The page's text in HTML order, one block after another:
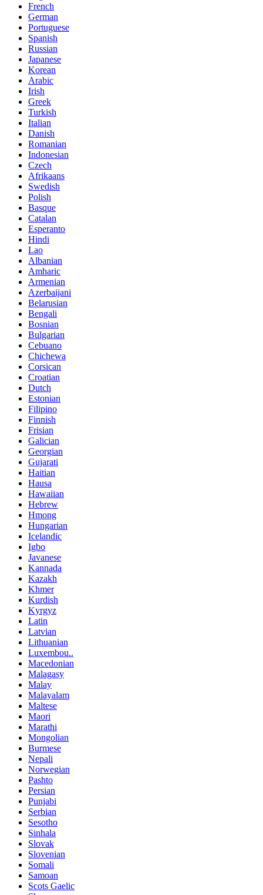
French
German
Portuguese
Spanish
Russian
Japanese
Korean
Arabic
Irish
Greek
Turkish
Italian
Danish
Romanian
Indonesian
Czech
Afrikaans
Swedish
Polish
Basque
Catalan
Esperanto
Hindi
Lao
Albanian
Amharic
Armenian
Azerbaijani
Belarusian
Bengali
Bosnian
Bulgarian
Cebuano
Chichewa
Corsican
Croatian
Dutch
Estonian
Filipino
Finnish
Frisian
Galician
Georgian
Gujarati
Haitian
Hausa
Hawaiian
Hebrew
Hmong
Hungarian
Icelandic
Igbo
Javanese
Kannada
Kazakh
Khmer
Kurdish
Kyrgyz
Latin
Latvian
Lithuanian
Luxembou..
Macedonian
Malagasy
Malay
Malayalam
Maltese
Maori
Marathi
Mongolian
Burmese
Nepali
Norwegian
Pashto
Persian
Punjabi
Serbian
Sesotho
Sinhala
Slovak
Slovenian
Somali
Samoan
Scots Gaelic